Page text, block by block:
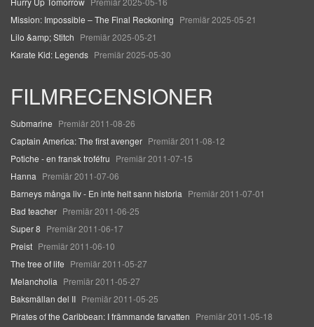
Mission: Impossible – The Final Reckoning Premiär 2025-05-21
Lilo &amp; Stitch Premiär 2025-05-21
Karate Kid: Legends Premiär 2025-05-30
FILMRECENSIONER
Submarine Premiär 2011-08-26
Captain America: The first avenger Premiär 2011-08-12
Potiche - en fransk troféfru Premiär 2011-07-15
Hanna Premiär 2011-07-06
Barneys många liv - En inte helt sann historia Premiär 2011-07-01
Bad teacher Premiär 2011-06-25
Super 8 Premiär 2011-06-17
Preist Premiär 2011-06-10
The tree of life Premiär 2011-05-27
Melancholia Premiär 2011-05-27
Baksmällan del II Premiär 2011-05-25
Pirates of the Caribbean: I främmande farvatten Premiär 2011-05-18